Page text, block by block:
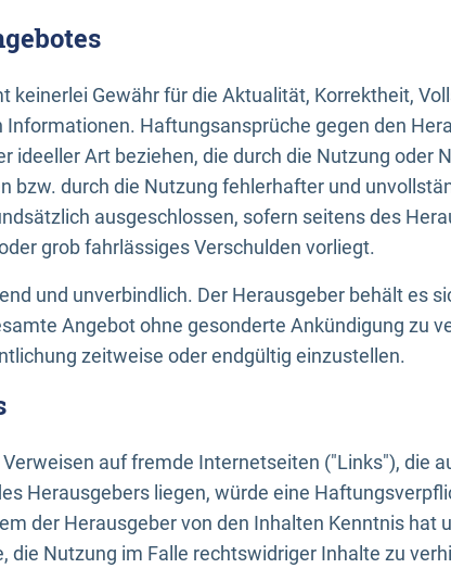
keinerlei Gewähr für die Aktualität, Korrektheit,
Haftungsansprüche gegen den
ideeller Art beziehen, die durch die Nutzung oder
bzw. durch die Nutzung fehlerhafter und
ausgeschlossen, sofern seitens des
grob fahrlässiges Verschulden vorliegt.
und unverbindlich. Der Herausgeber behält es
Angebot ohne gesonderte Ankündigung zu
zeitweise oder endgültig einzustellen.
auf fremde Internetseiten ("Links"), die
Herausgebers liegen, würde eine
der Herausgeber von den Inhalten Kenntnis hat
die Nutzung im Falle rechtswidriger Inhalte zu